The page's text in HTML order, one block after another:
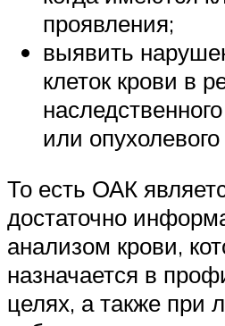
проявления;
выявить
клеток крови в
или
То есть ОАК
достаточно
анализом крови,
назначается в
целях, а также при